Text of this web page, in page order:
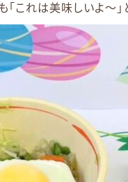
これは美味しいよ～」